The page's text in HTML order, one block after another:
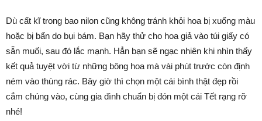
Dù cất kĩ trong bao nilon cũng không tránh khỏi hoa bị xuống màu
hoặc bị bẩn do bụi bám. Bạn hãy thử cho hoa giả vào túi giấy có
sẵn muối, sau đó lắc mạnh. Hẳn bạn sẽ ngạc nhiên khi nhìn thấy
kết quả tuyệt vời từ những bông hoa mà vài phút trước còn định
ném vào thùng rác. Bây giờ thì chọn một cái bình thật đẹp rồi
cắm chúng vào, cùng gia đình chuẩn bị đón một cái Tết rạng rỡ
nhé!